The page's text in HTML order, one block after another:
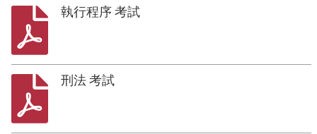
執行程序 考試
刑法 考試